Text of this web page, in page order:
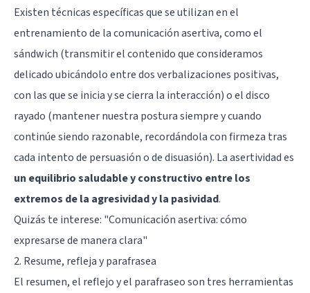
Existen técnicas específicas que se utilizan en el
entrenamiento de la comunicación asertiva, como el
sándwich (transmitir el contenido que consideramos
delicado ubicándolo entre dos verbalizaciones positivas,
con las que se inicia y se cierra la interacción) o el disco
rayado (mantener nuestra postura siempre y cuando
continúe siendo razonable, recordándola con firmeza tras
cada intento de persuasión o de disuasión). La asertividad es
un equilibrio saludable y constructivo entre los
extremos de la agresividad y la pasividad.
Quizás te interese: "Comunicación asertiva: cómo
expresarse de manera clara"
2. Resume, refleja y parafrasea
El resumen, el reflejo y el parafraseo son tres herramientas